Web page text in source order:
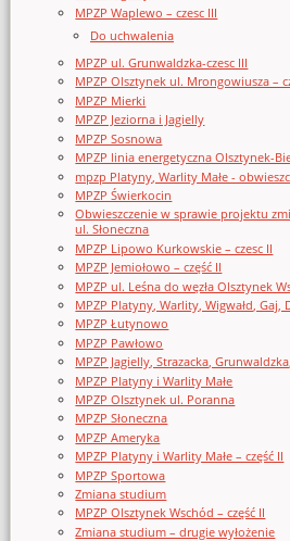
MPZP Waplewo – czesc III
Do uchwalenia
MPZP ul. Grunwaldzka-czesc III
MPZP Olsztynek ul. Mrongowiusza –
MPZP Mierki
MPZP Jeziorna i Jagielly
MPZP Sosnowa
MPZP linia energetyczna Olsztynek-
mpzp Platyny, Warlity Małe -
MPZP Świerkocin
Obwieszczenie w sprawie projektu
ul. Słoneczna
MPZP Lipowo Kurkowskie – czesc II
MPZP Jemiołowo – część II
MPZP ul. Leśna do węzła Olsztynek
MPZP Platyny, Warlity, Wigwałd, Gaj,
MPZP Łutynowo
MPZP Pawłowo
MPZP Jagielly, Strazacka,
MPZP Platyny i Warlity Małe
MPZP Olsztynek ul. Poranna
MPZP Słoneczna
MPZP Ameryka
MPZP Platyny i Warlity Małe – część II
MPZP Sportowa
Zmiana studium
MPZP Olsztynek Wschód – część II
Zmiana studium – drugie wyłożenie